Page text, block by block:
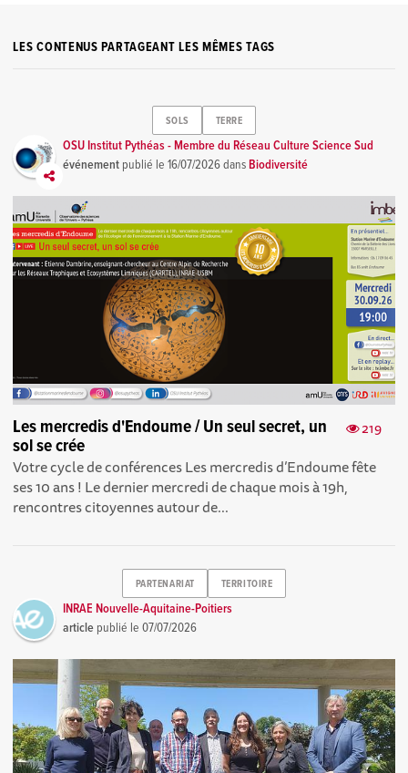
LES CONTENUS PARTAGEANT LES MÊMES TAGS
SOLS TERRE
OSU Institut Pythéas - Membre du Réseau Culture Science Sud
événement publié le16/07/2026dansBiodiversité
219
Les mercredis d'Endoume / Un seul secret, un
sol se crée
Votre cycle de conférences Les mercredis d’Endoume fête
ses 10 ans ! Le dernier mercredi de chaque mois à 19h,
rencontres citoyennes autour de...
PARTENARIAT TERRITOIRE
INRAE Nouvelle-Aquitaine-Poitiers
article publié le07/07/2026